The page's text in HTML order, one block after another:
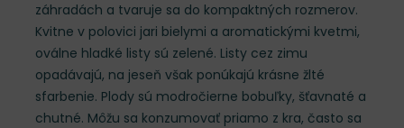
záhradách a tvaruje sa do kompaktných rozmerov.
Kvitne v polovici jari bielymi a aromatickými kvetmi,
oválne hladké listy sú zelené. Listy cez zimu
opadávajú, na jeseň však ponúkajú krásne žlté
sfarbenie. Plody sú modročierne bobuľky, šťavnaté a
chutné. Môžu sa konzumovať priamo z kra, často sa